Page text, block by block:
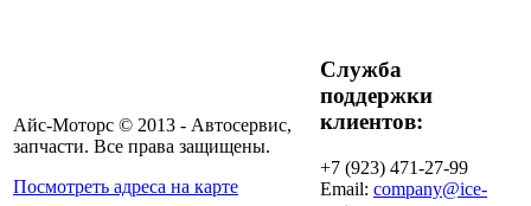
Айс-Моторс © 2013 - Автосервис,
запчасти. Все права защищены.
Посмотреть адреса на карте
Служба
поддержки
клиентов:
+7 (923) 471-27-99
Email: company@ice-